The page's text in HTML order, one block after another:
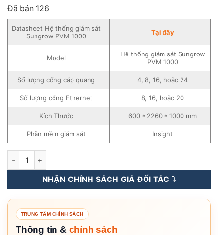
Đã bán 126
Datasheet Hệ thống giám sát
Sungrow PVM 1000
Tại đây
Model
Hệ thống giám sát Sungrow
PVM 1000
Số lượng cổng cáp quang 4, 8, 16, hoặc 24
Số lượng cổng Ethernet 8, 16, hoặc 20
Kích Thước 600 * 2260 * 1000 mm
Phần mềm giám sát Insight
Hệ thống giám sát Sungrow PVM 1000 số lượng
NHẬN CHÍNH SÁCH GIÁ ĐỐI TÁC ⤵️
TRUNG TÂM CHÍNH SÁCH
Thông tin & chính sách